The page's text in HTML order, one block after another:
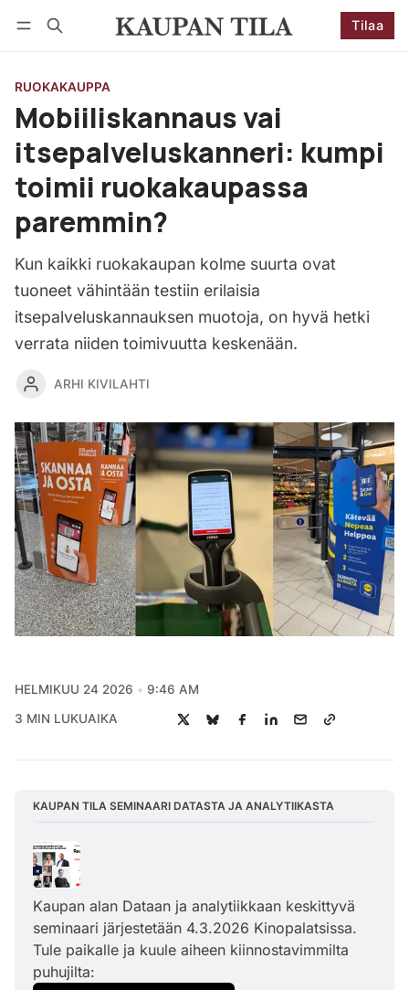
Tilaa
RUOKAKAUPPA
Mobiiliskannaus vai
itsepalveluskanneri: kumpi
toimii ruokakaupassa
paremmin?
Kun kaikki ruokakaupan kolme suurta ovat
tuoneet vähintään testiin erilaisia
itsepalveluskannauksen muotoja, on hyvä hetki
verrata niiden toimivuutta keskenään.
ARHI KIVILAHTI
HELMIKUU 24 2026 9:46 AM
3 MIN LUKUAIKA
KAUPAN TILA SEMINAARI DATASTA JA ANALYTIIKASTA
Kaupan alan Dataan ja analytiikkaan keskittyvä
seminaari järjestetään 4.3.2026 Kinopalatsissa.
Tule paikalle ja kuule aiheen kiinnostavimmilta
puhujilta: